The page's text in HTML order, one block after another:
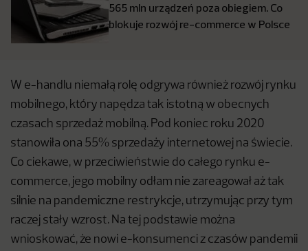
565 mln urządzeń poza obiegiem. Co
blokuje rozwój re-commerce w Polsce
W e-handlu niemałą rolę odgrywa również rozwój rynku
mobilnego, który napędza tak istotną w obecnych
czasach sprzedaż mobilną. Pod koniec roku 2020
stanowiła ona 55% sprzedaży internetowej na świecie.
Co ciekawe, w przeciwieństwie do całego rynku e-
commerce, jego mobilny odłam nie zareagował aż tak
silnie na pandemiczne restrykcje, utrzymując przy tym
raczej stały wzrost. Na tej podstawie można
wnioskować, że nowi e-konsumenci z czasów pandemii